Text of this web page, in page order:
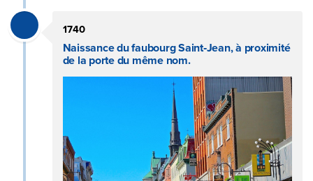
Naissance du faubourg Saint‑Jean, à proximité
de la porte du même nom.
1740